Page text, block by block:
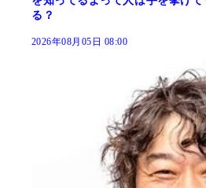
る？
2026年08月05日 08:00